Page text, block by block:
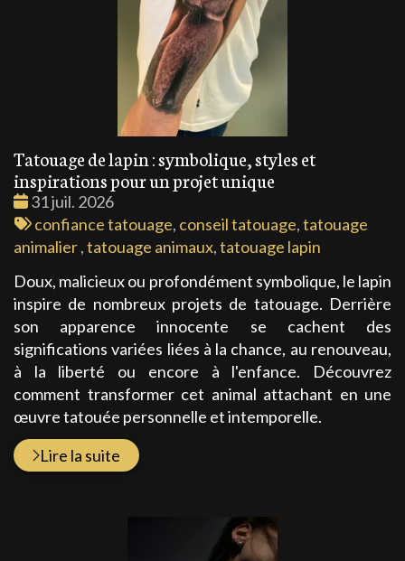
Tatouage de lapin : symbolique, styles et
inspirations pour un projet unique
Date
:
31 juil. 2026
Tags
:
confiance tatouage, conseil tatouage,tatouage
animalier,tatouage animaux,tatouage lapin
Doux, malicieux ou profondément symbolique, le lapin
inspire de nombreux projets de tatouage. Derrière
son apparence innocente se cachent des
significations variées liées à la chance, au renouveau,
à la liberté ou encore à l'enfance. Découvrez
comment transformer cet animal attachant en une
œuvre tatouée personnelle et intemporelle.
Lire la suite